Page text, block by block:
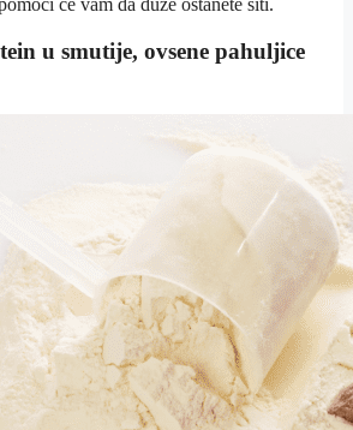
će vam da duže ostanete siti.
u smutije, ovsene pahuljice